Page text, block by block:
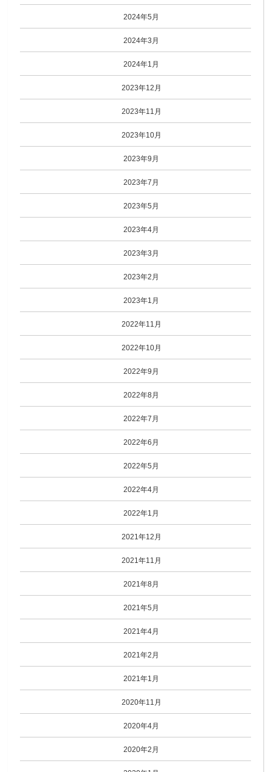
2024年5月
2024年3月
2024年1月
2023年12月
2023年11月
2023年10月
2023年9月
2023年7月
2023年5月
2023年4月
2023年3月
2023年2月
2023年1月
2022年11月
2022年10月
2022年9月
2022年8月
2022年7月
2022年6月
2022年5月
2022年4月
2022年1月
2021年12月
2021年11月
2021年8月
2021年5月
2021年4月
2021年2月
2021年1月
2020年11月
2020年4月
2020年2月